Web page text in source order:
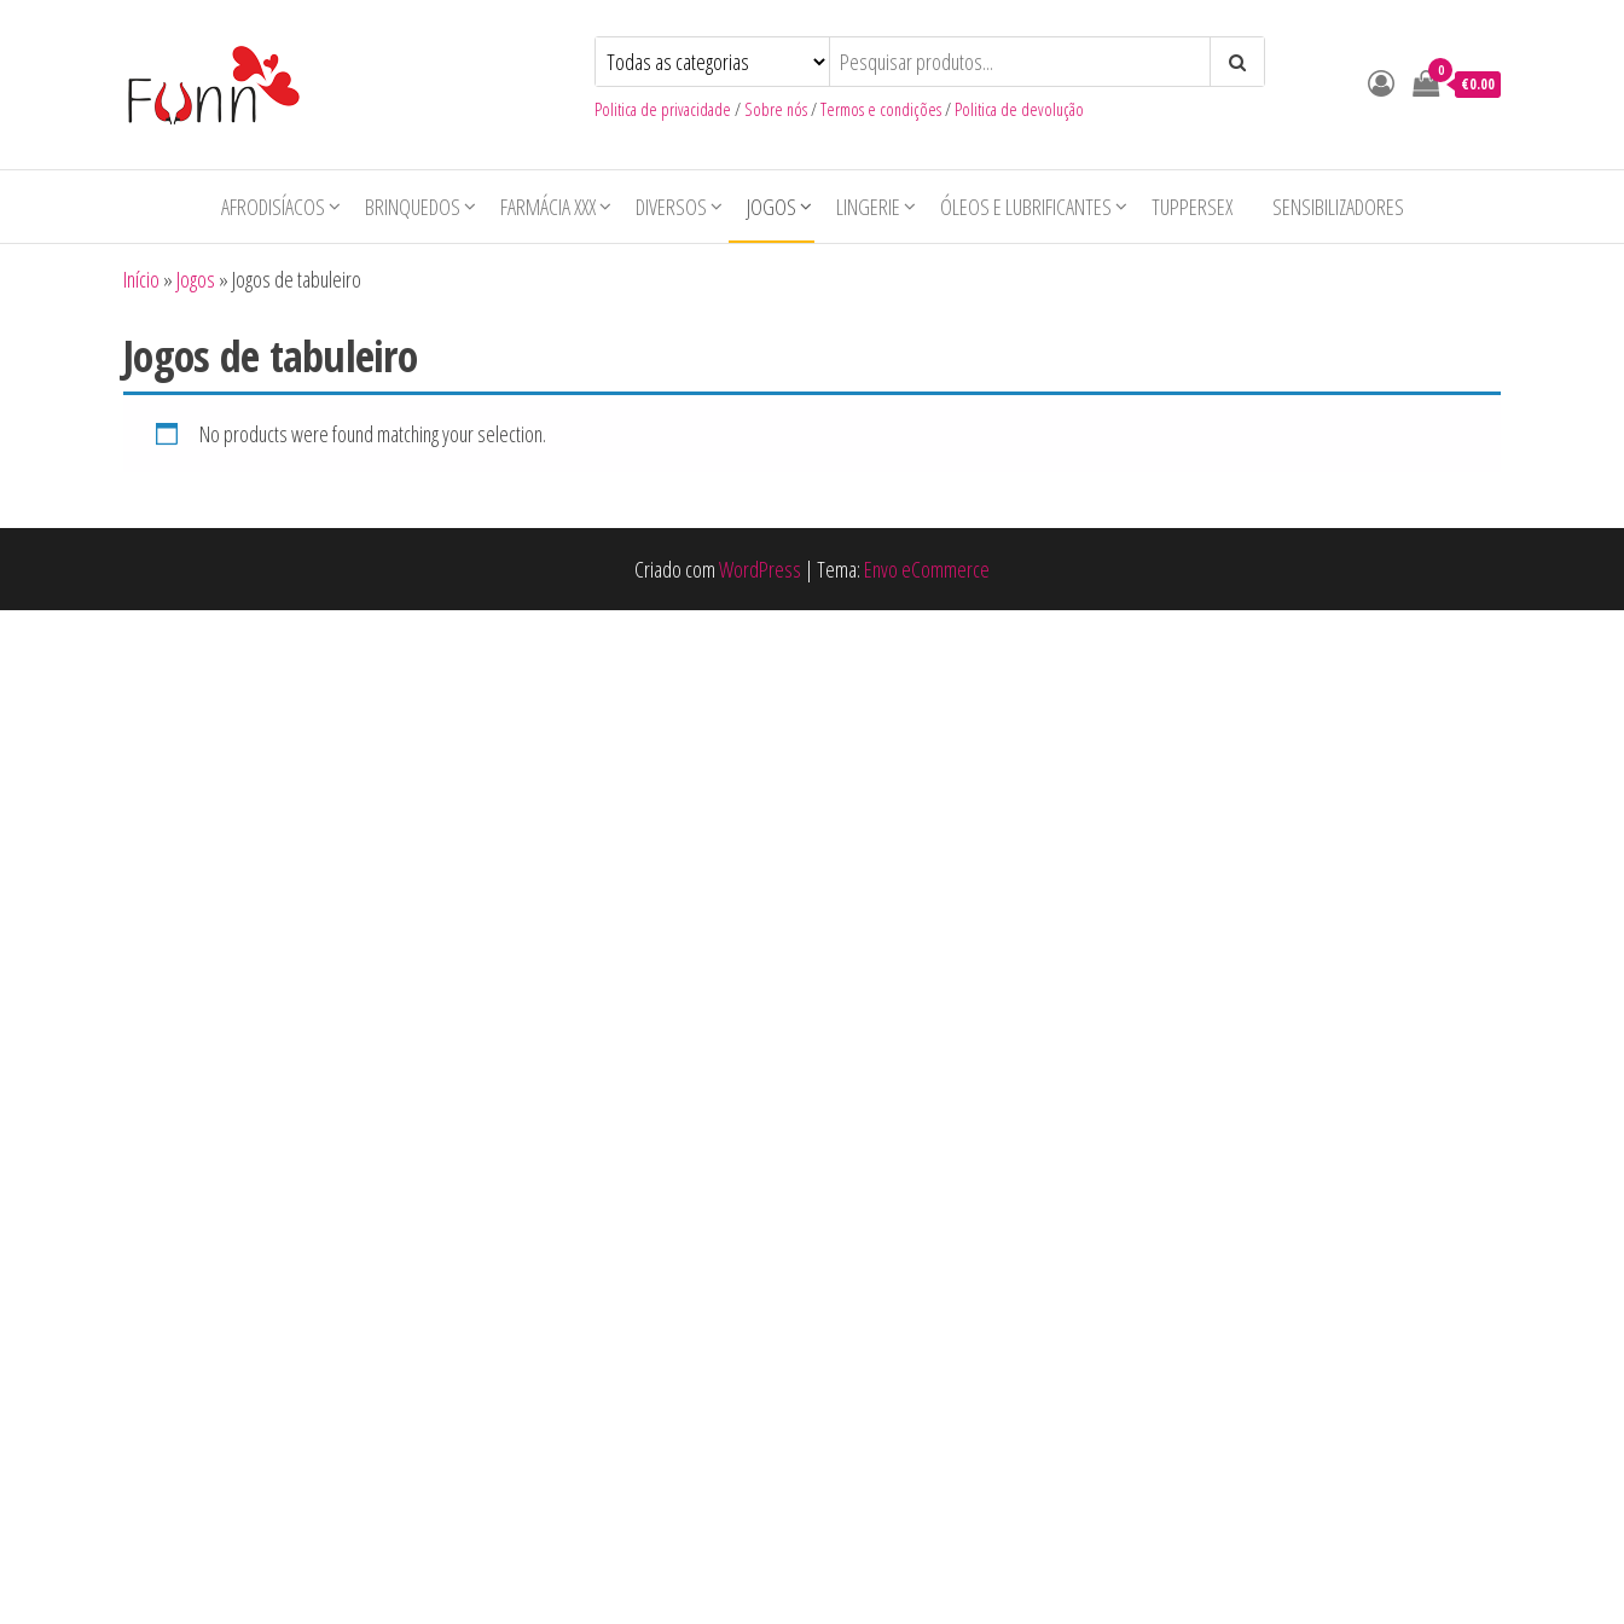
Politica de privacidade / Sobre nós/Termos e condições/ Politica de devolução
0
€0.00
AFRODISÍACOS BRINQUEDOS FARMÁCIA XXX DIVERSOS JOGOS LINGERIE ÓLEOS E LUBRIFICANTES TUPPERSEX SENSIBILIZADORES
Início » Jogos » Jogos de tabuleiro
Jogos de tabuleiro
No products were found matching your selection.
Criado comWordPress | Tema: Envo eCommerce